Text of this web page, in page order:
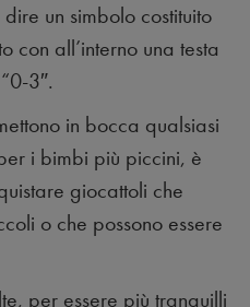
un simbolo costituito
con all’interno una testa
3″.
in bocca qualsiasi
i bimbi più piccini, è
giocattoli che
o che possono essere
per essere più tranquilli